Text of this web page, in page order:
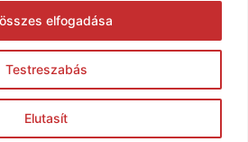
Testreszabás
Elutasít
elfogadásaKerti kemencék,
grillsütők, bogrács
tűzhelyek KK-622
jog fenntartva.